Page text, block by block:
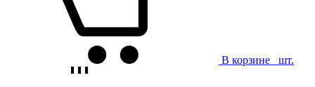
В корзине шт.